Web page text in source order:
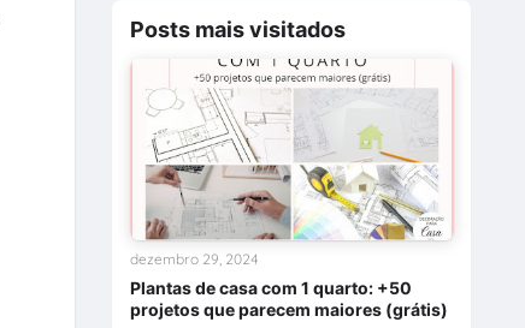
Posts mais visitados
Plantas de casa com 1 quarto: +50
projetos que parecem maiores (grátis)
dezembro 29, 2024